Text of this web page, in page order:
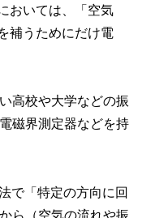
おいては、「空気
補うためにだけ電
高校や大学などの振
磁界測定器などを持
で「特定の方向に回